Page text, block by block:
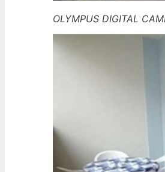
OLYMPUS DIGITAL